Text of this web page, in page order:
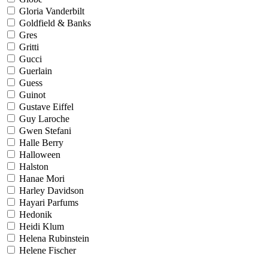
Gloria Vanderbilt
Goldfield & Banks
Gres
Gritti
Gucci
Guerlain
Guess
Guinot
Gustave Eiffel
Guy Laroche
Gwen Stefani
Halle Berry
Halloween
Halston
Hanae Mori
Harley Davidson
Hayari Parfums
Hedonik
Heidi Klum
Helena Rubinstein
Helene Fischer